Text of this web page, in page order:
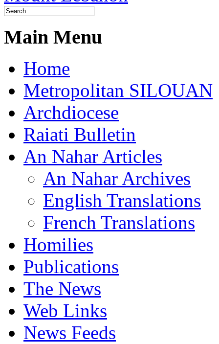
Main Menu
Home
Metropolitan SILOUAN
Archdiocese
Raiati Bulletin
An Nahar Articles
An Nahar Archives
English Translations
French Translations
Homilies
Publications
The News
Web Links
News Feeds